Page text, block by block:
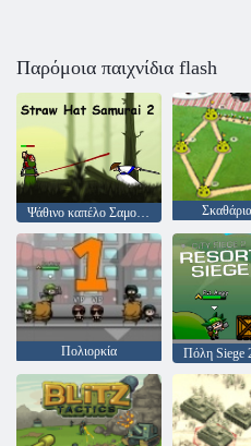
Παρόμοια παιχνίδια flash
Ψάθινο καπέλο Σαμουράι 2
Πολιορκία